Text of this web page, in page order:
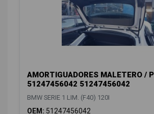
AMORTIGUADORES MALETERO /
51247456042 51247456042
BMW SERIE 1 LIM. (F40) 120I
OEM: 51247456042